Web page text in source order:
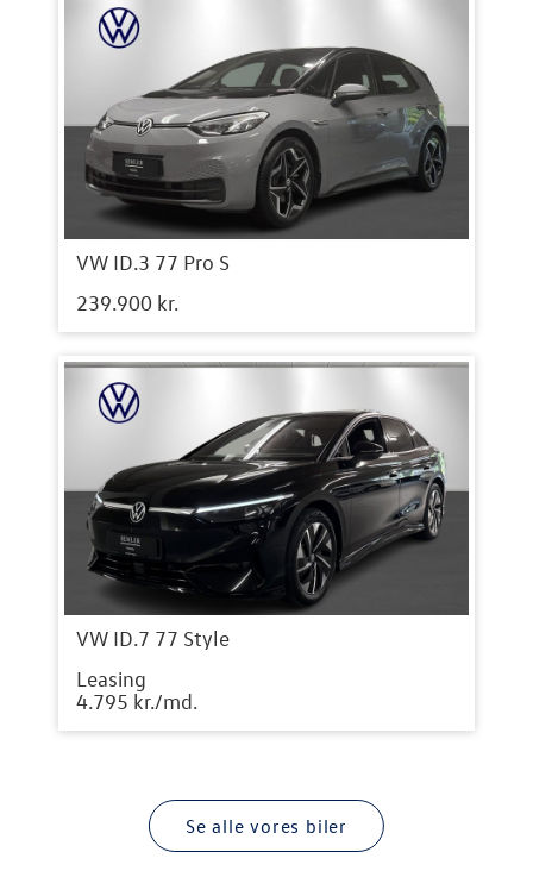
VW ID.3 77 Pro S
239.900 kr.
VW ID.7 77 Style
Leasing
4.795 kr./md.
Se alle vores biler